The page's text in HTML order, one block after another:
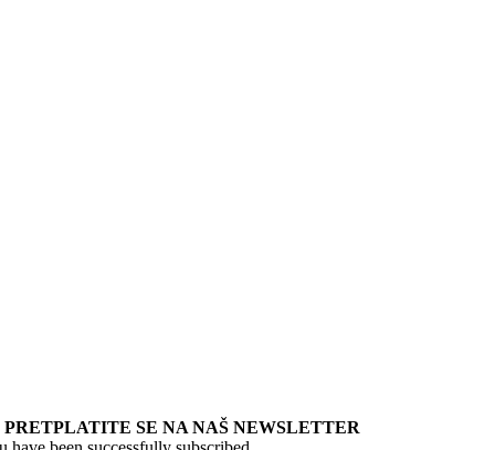
PRETPLATITE SE NA NAŠ NEWSLETTER